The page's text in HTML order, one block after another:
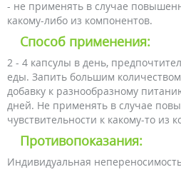
- не применять в случае
какому-либо из компонентов.
Способ применения:
2 - 4 капсулы в день,
еды. Запить большим
добавку к разнообразному
дней. Не применять в случае
чувствительности к какому-то из
Противопоказания:
Индивидуальная